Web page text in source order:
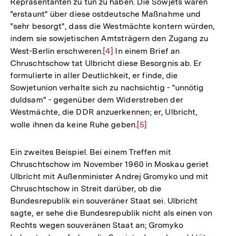
"erstaunt" über diese ostdeutsche Maßnahme und
"sehr besorgt", dass die Westmächte kontern würden,
indem sie sowjetischen Amtsträgern den Zugang zu
West-Berlin erschweren.Zur
Auflösung
der
Fußnote
[4] In einem Brief an
Chruschtschow tat Ulbricht diese Besorgnis ab. Er
formulierte in aller Deutlichkeit, er finde, die
Sowjetunion verhalte sich zu nachsichtig - "unnötig
duldsam" - gegenüber dem Widerstreben der
Westmächte, die DDR anzuerkennen; er, Ulbricht,
wolle ihnen da keine Ruhe geben.Zur
der
Fußnote
[5]
Ein zweites Beispiel. Bei einem Treffen mit
Chruschtschow im November 1960 in Moskau geriet
Ulbricht mit Außenminister Andrej Gromyko und mit
Chruschtschow in Streit darüber, ob die
Bundesrepublik ein souveräner Staat sei. Ulbricht
sagte, er sehe die Bundesrepublik nicht als einen von
Rechts wegen souveränen Staat an; Gromyko